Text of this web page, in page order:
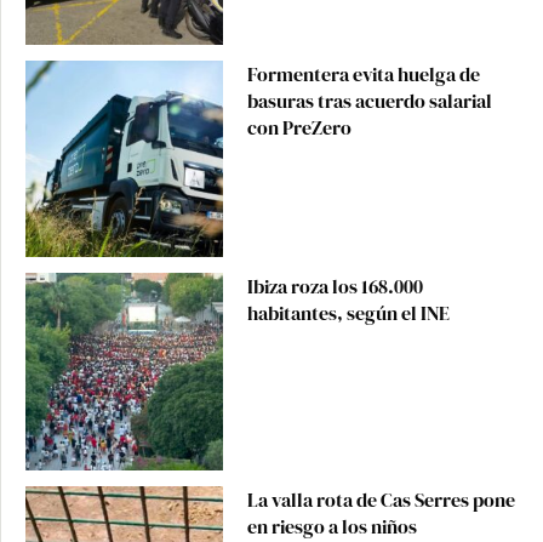
Formentera evita huelga de
basuras tras acuerdo salarial
con PreZero
Ibiza roza los 168.000
habitantes, según el INE
La valla rota de Cas Serres pone
en riesgo a los niños